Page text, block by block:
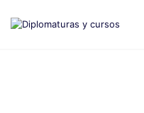
contenido